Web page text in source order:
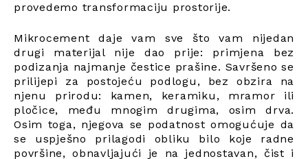
provedemo transformaciju prostorije.
Mikrocement daje vam sve što vam nijedan
drugi materijal nije dao prije: primjena bez
podizanja najmanje čestice prašine. Savršeno se
prilijepi za postojeću podlogu, bez obzira na
njenu prirodu: kamen, keramiku, mramor ili
pločice, među mnogim drugima, osim drva.
Osim toga, njegova se podatnost omogućuje da
se uspješno prilagodi obliku bilo koje radne
površine, obnavljajući je na jednostavan, čist i